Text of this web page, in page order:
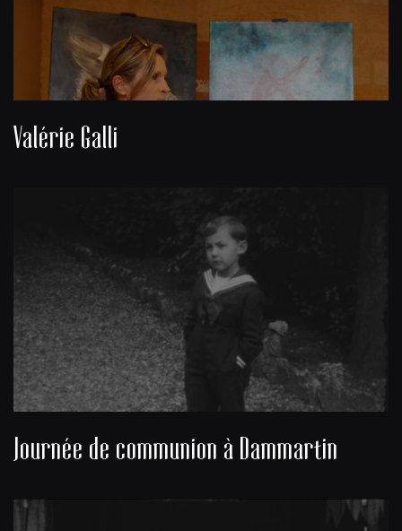
Valérie Galli
Journée de communion à Dammartin